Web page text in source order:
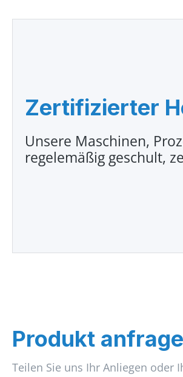
Zertifizierter
Unsere Maschinen,
regelemäßig geschult,
Produkt
Teilen Sie uns Ihr Anliegen oder